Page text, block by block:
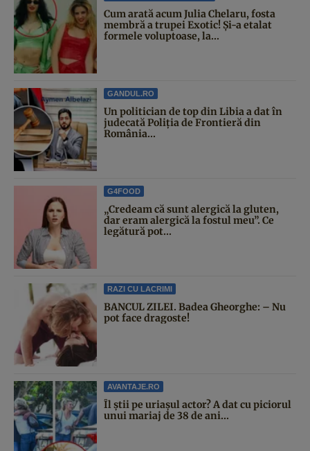
Cum arată acum Julia Chelaru, fosta
membră a trupei Exotic! Și-a etalat
formele voluptoase, la...
GANDUL.RO
Un politician de top din Libia a dat în
judecată Poliția de Frontieră din
România...
G4FOOD
„Credeam că sunt alergică la gluten,
dar eram alergică la fostul meu”. Ce
legătură pot...
RAZI CU LACRIMI
BANCUL ZILEI. Badea Gheorghe: – Nu
pot face dragoste!
AVANTAJE.RO
Îl știi pe uriașul actor? A dat cu piciorul
unui mariaj de 38 de ani...